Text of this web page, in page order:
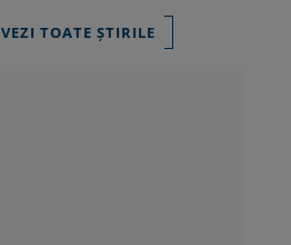
VEZI TOATE ȘTIRILE